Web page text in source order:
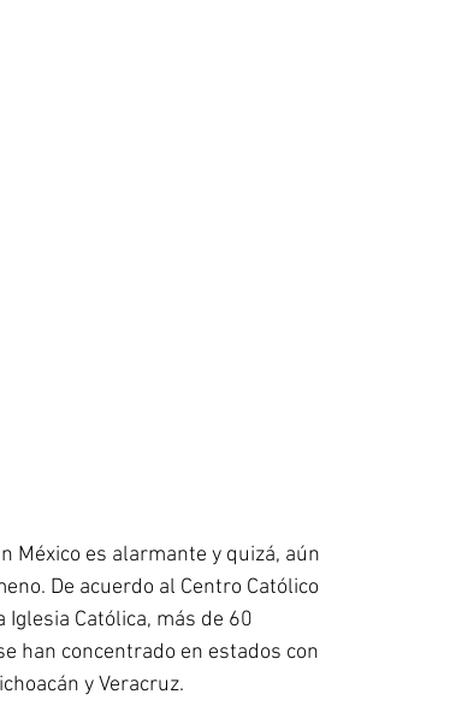
México es alarmante y quizá, aún
De acuerdo al Centro Católico
Católica, más de 60
han concentrado en estados con
y Veracruz.